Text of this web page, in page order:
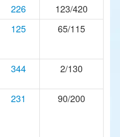
226 123/420
125 65/115
344 2/130
231 90/200